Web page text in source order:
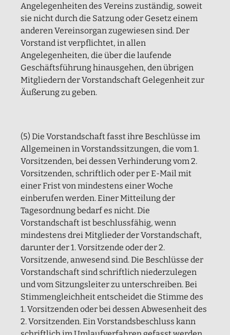
Angelegenheiten des Vereins zuständig, soweit
sie nicht durch die Satzung oder Gesetz einem
anderen Vereinsorgan zugewiesen sind. Der
Vorstand ist verpflichtet, in allen
Angelegenheiten, die über die laufende
Geschäftsführung hinausgehen, den übrigen
Mitgliedern der Vorstandschaft Gelegenheit zur
Äußerung zu geben.
(5) Die Vorstandschaft fasst ihre Beschlüsse im
Allgemeinen in Vorstandssitzungen, die vom 1.
Vorsitzenden, bei dessen Verhinderung vom 2.
Vorsitzenden, schriftlich oder per E-Mail mit
einer Frist von mindestens einer Woche
einberufen werden. Einer Mitteilung der
Tagesordnung bedarf es nicht. Die
Vorstandschaft ist beschlussfähig, wenn
mindestens drei Mitglieder der Vorstandschaft,
darunter der 1. Vorsitzende oder der 2.
Vorsitzende, anwesend sind. Die Beschlüsse der
Vorstandschaft sind schriftlich niederzulegen
und vom Sitzungsleiter zu unterschreiben. Bei
Stimmengleichheit entscheidet die Stimme des
1. Vorsitzenden oder bei dessen Abwesenheit des
2. Vorsitzenden. Ein Vorstandsbeschluss kann